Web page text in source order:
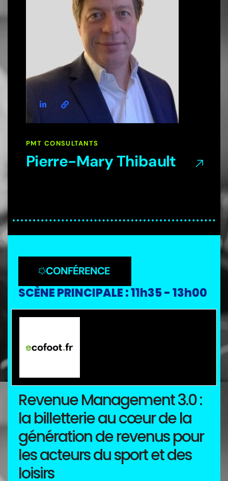
PMT CONSULTANTS
Pierre-Mary Thibault
CONFÉRENCE
SCÈNE PRINCIPALE : 11h35 - 13h00
Débat sponsorisé par
Revenue Management 3.0 :
la billetterie au cœur de la
génération de revenus pour
les acteurs du sport et des
loisirs